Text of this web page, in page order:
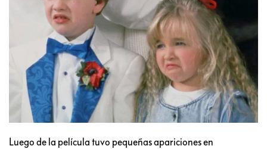
Luego de la película tuvo pequeñas apariciones en